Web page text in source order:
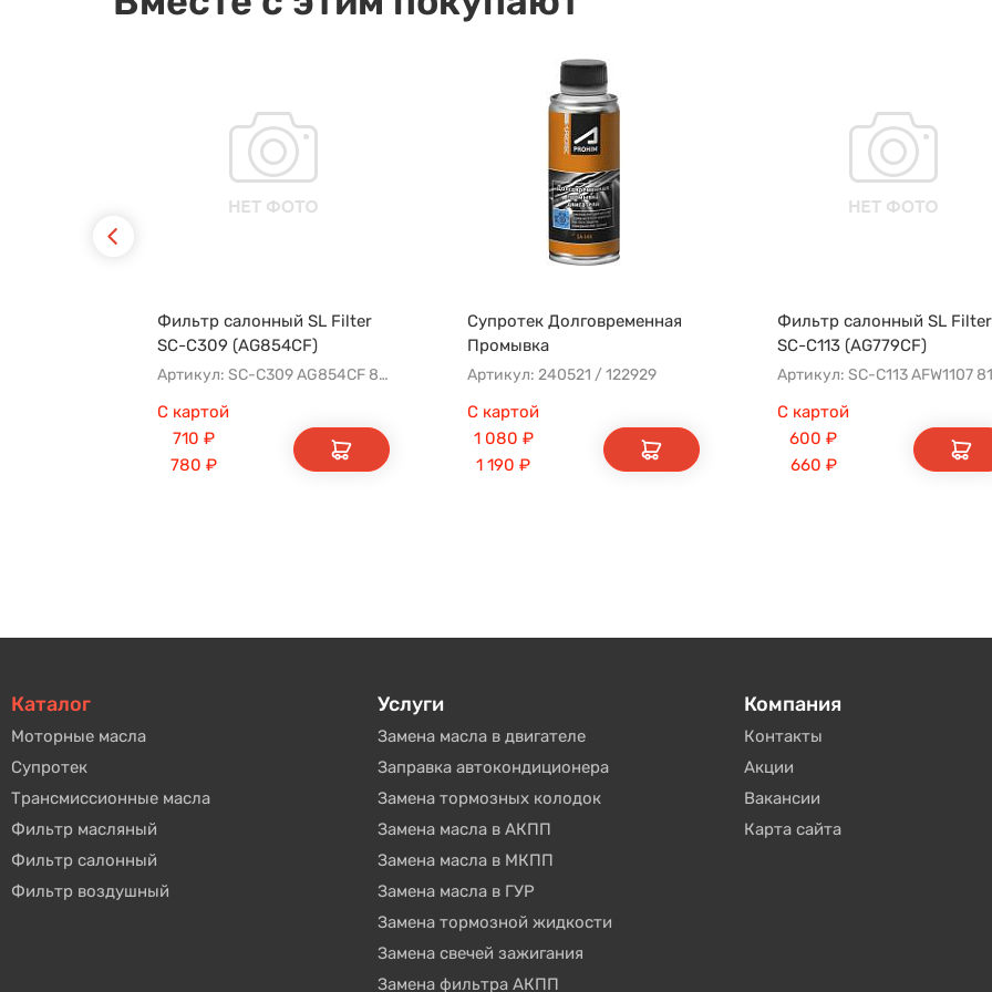
Фильтр салонный SL Filter
SC-C309 (AG854CF)
Артикул: SC-C309 AG854CF 8022021300 8025530000 AFW2992
С картой
710 ₽
780 ₽
Супротек Долговременная
Промывка
Артикул: 240521 / 122929
С картой
1 080 ₽
1 190 ₽
Фильтр салонный SL Filter
SC-C113 (AG779CF)
С картой
600 ₽
660 ₽
Каталог
Моторные масла
Супротек
Трансмиссионные масла
Фильтр масляный
Фильтр салонный
Фильтр воздушный
Услуги
Замена масла в двигателе
Заправка автокондиционера
Замена тормозных колодок
Замена масла в АКПП
Замена масла в МКПП
Замена масла в ГУР
Замена тормозной жидкости
Замена свечей зажигания
Замена фильтра АКПП
Компания
Контакты
Акции
Вакансии
Карта сайта